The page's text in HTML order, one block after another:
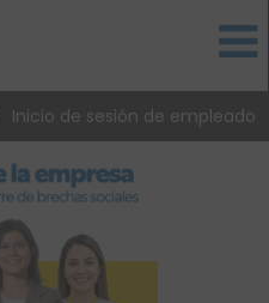
Inicio de sesión de empleado